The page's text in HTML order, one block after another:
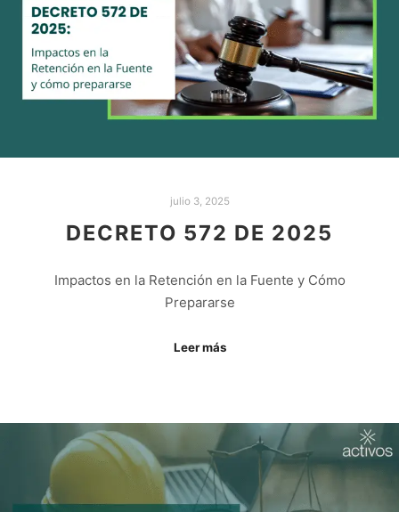
julio 3, 2025
DECRETO 572 DE 2025
Impactos en la Retención en la Fuente y Cómo
Prepararse
Leer más